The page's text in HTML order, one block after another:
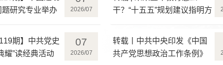
研究专业举办
07
期】中共党史
耀”读经典活动
干？“十五五”规划建议指明方
转载丨中共中央印发《中国
共产党思想政治工作条例》